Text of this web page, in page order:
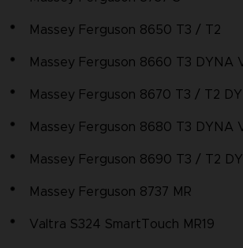
Massey Ferguson 8650 T3 / T2
Massey Ferguson 8660 T3 DYNA
Massey Ferguson 8670 T3 / T2
Massey Ferguson 8680 T3 DYNA
Massey Ferguson 8690 T3 / T2
Massey Ferguson 8737 MR
Valtra S324 SmartTouch MR19